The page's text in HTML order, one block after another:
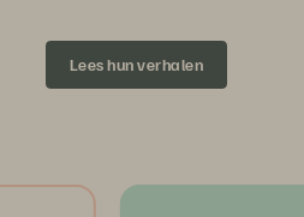
Lees hun verhalen